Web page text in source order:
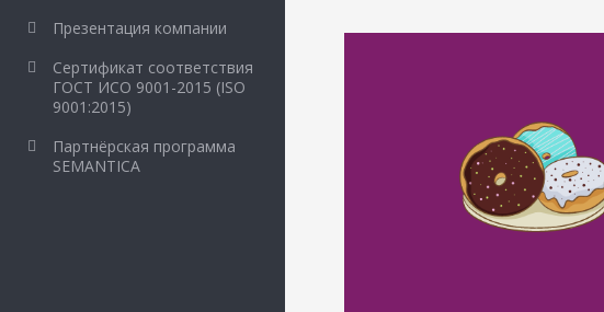
Важно еще, как…
Презентация компании
Сертификат соответствия
ГОСТ ИСО 9001-2015 (ISO
9001:2015)
Партнёрская программа
SEMANTICA